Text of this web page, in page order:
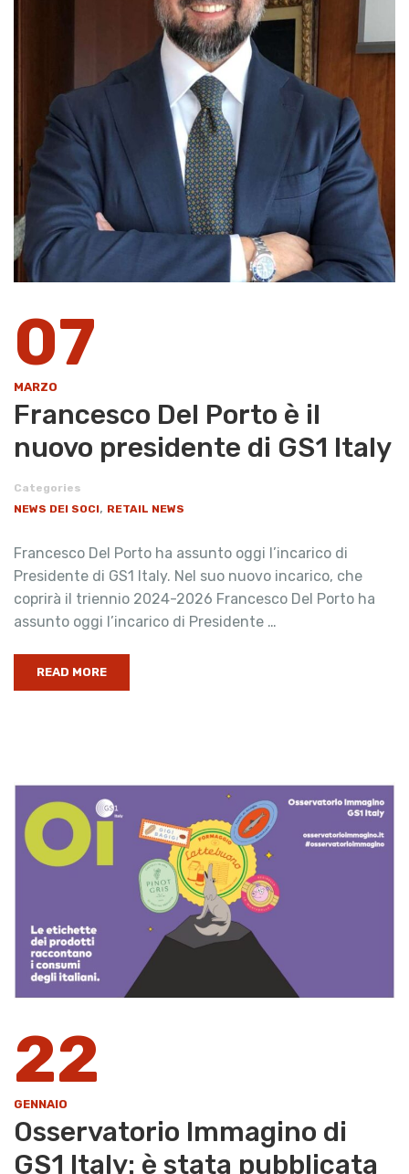
07
MARZO
Francesco Del Porto è il
nuovo presidente di GS1 Italy
Categories
NEWS DEI SOCI, RETAIL NEWS
Francesco Del Porto ha assunto oggi l’incarico di
Presidente di GS1 Italy. Nel suo nuovo incarico, che
coprirà il triennio 2024-2026 Francesco Del Porto ha
assunto oggi l’incarico di Presidente …
READ MORE
22
GENNAIO
​Osservatorio Immagino di
GS1 Italy: è stata pubblicata